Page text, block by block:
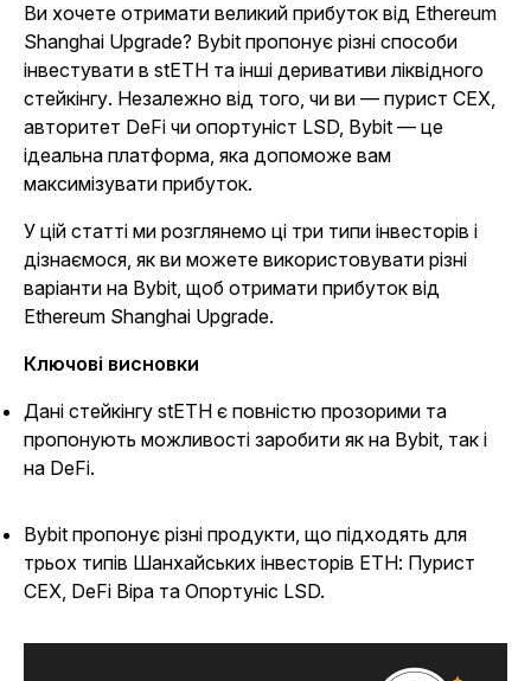
Ви хочете отримати великий прибуток від Ethereum
Shanghai Upgrade? Bybit пропонує різні способи
інвестувати в stETH та інші деривативи ліквідного
стейкінгу. Незалежно від того, чи ви — пурист CEX,
авторитет DeFi чи опортуніст LSD, Bybit — це
ідеальна платформа, яка допоможе вам
максимізувати прибуток.
У цій статті ми розглянемо ці три типи інвесторів і
дізнаємося, як ви можете використовувати різні
варіанти на Bybit, щоб отримати прибуток від
Ethereum Shanghai Upgrade.
Ключові висновки
Дані стейкінгу stETH є повністю прозорими та
пропонують можливості заробити як на Bybit, так і
на DeFi.
Bybit пропонує різні продукти, що підходять для
трьох типів Шанхайських інвесторів ETH: Пурист
CEX, DeFi Віра та Опортуніс LSD.